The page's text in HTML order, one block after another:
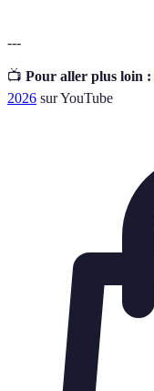
---
📺 Pour aller plus loin :
2026 sur YouTube